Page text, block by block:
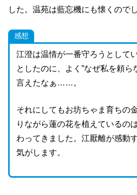
した。温苑は藍忘機にも懐くのでし
感想
江澄は温情が一番守ろうとして
としたのに、よく”なぜ私を頼ら
言えたなぁ……。
それにしてもお坊ちゃま育ちの
りながら蓮の花を植えているの
わってきました。江厭離が感動
気がします。